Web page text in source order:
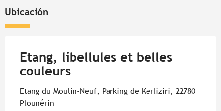
Ubicación
Etang, libellules et belles
couleurs
Etang du Moulin-Neuf, Parking de Kerliziri, 22780
Plounérin